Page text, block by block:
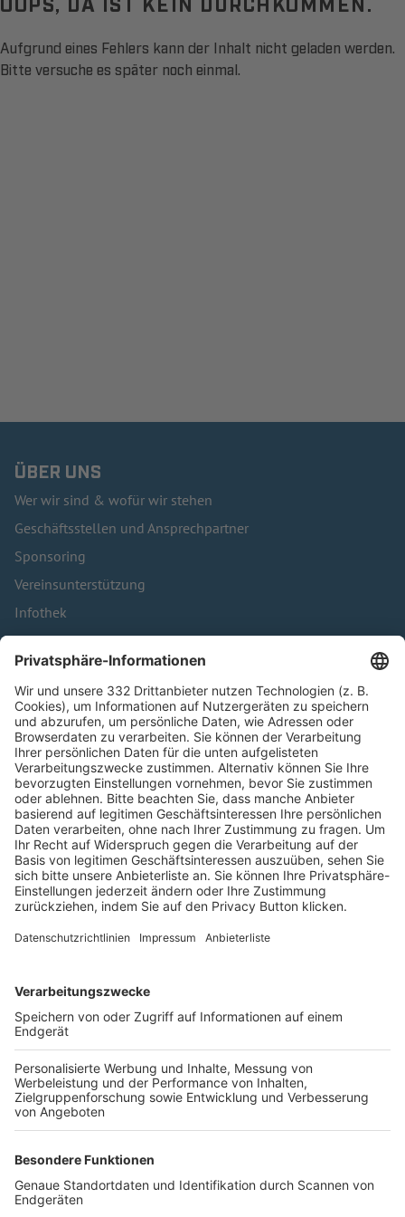
Aufgrund eines Fehlers kann der Inhalt nicht geladen werden.
Bitte versuche es später noch einmal.
ÜBER UNS
Wer wir sind & wofür wir stehen
Geschäftsstellen und Ansprechpartner
Sponsoring
Vereinsunterstützung
Infothek
Kontakt
HÄUFIG BESUCHTE SEITEN
Pässe und Vereinswechsel
Trainerausbildung
Schulungsangebot Vereinsmitarbeiter
BFV-Geschäftsstellen
Trainerbörse
Login SpielPlus
FOLGE DEM BFV
TOP-VEREINE
TOP-PARTNER